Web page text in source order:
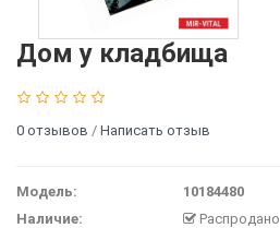
Дом у кладбища
0 отзывов / Написать отзыв
Модель:
10184480
Наличие:
Распродано